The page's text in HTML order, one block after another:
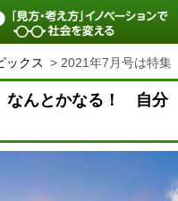
ックス 2021年7月号は特
なんとかなる！ 自分